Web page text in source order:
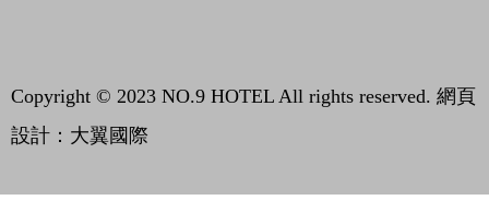
Copyright © 2023 NO.9 HOTEL All rights reserved. 網頁
設計：大翼國際